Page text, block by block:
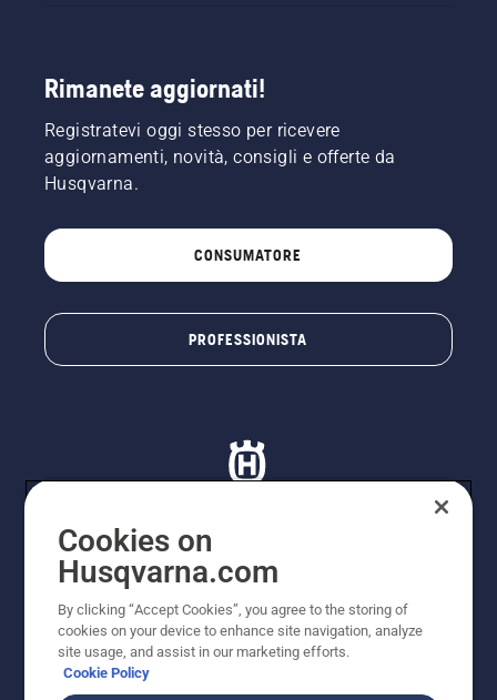
Rimanete aggiornati!
Registratevi oggi stesso per ricevere
aggiornamenti, novità, consigli e offerte da
Husqvarna.
CONSUMATORE
PROFESSIONISTA
© Husqvarna AB (publ). Tutti i diritti riservati. I prezzi
Husqvarna Schweiz AG per i rivenditori specializzati
aderenti all’iniziativa, prezzi in CHF comprensivi di IVA
all’ 8,1% e TRA. Con riserva di modifica. Tutti i prezzi
indicati sono prezzi al dettaglio consigliati (IVA inclusa),
Cookies on
Husqvarna.com
By clicking “Accept Cookies”, you agree to the storing of
cookies on your device to enhance site navigation, analyze
site usage, and assist in our marketing efforts.
Cookie Policy